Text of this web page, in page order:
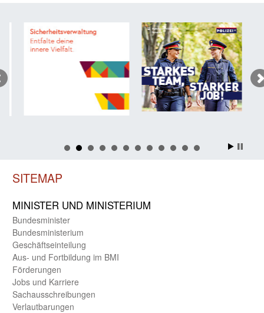
SITEMAP
MINISTER UND MINIST­ERIUM
Bundes­minister
Bundes­ministerium
Geschäfts­einteilung
Aus- und Fortbildung im BMI
Förderungen
Jobs und Karriere
Sachaus­schreibungen
Verlautbarungen